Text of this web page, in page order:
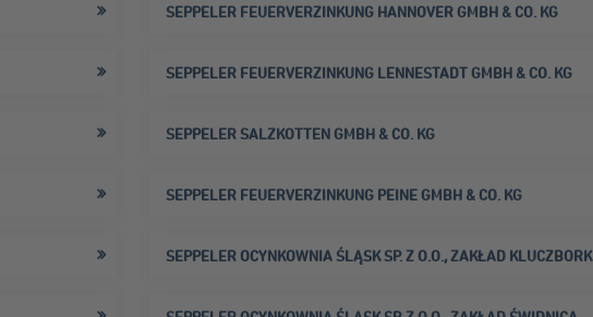
SEPPELER FEUERVERZINKUNG HANNOVER GMBH & CO. KG
SEPPELER FEUERVERZINKUNG LENNESTADT GMBH & CO. KG
SEPPELER SALZKOTTEN GMBH & CO. KG
SEPPELER FEUERVERZINKUNG PEINE GMBH & CO. KG
SEPPELER OCYNKOWNIA ŚLĄSK SP. Z O.O., ZAKŁAD KLUCZBORK